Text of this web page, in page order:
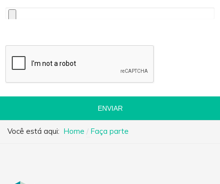
ENVIAR
Você está aqui: Home Faça parte